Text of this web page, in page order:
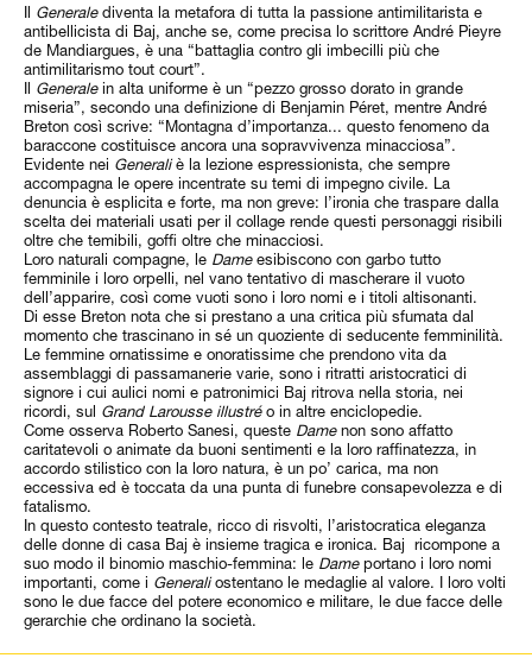
Il Generalediventa la metafora di tutta la passione antimilitarista e
antibellicista di Baj, anche se, come precisa lo scrittore André Pieyre
de Mandiargues, è una “battaglia contro gli imbecilli più che
antimilitarismo tout court”.
Il Generalein alta uniforme è un “pezzo grosso dorato in grande
miseria”, secondo una definizione di Benjamin Péret, mentre André
Breton così scrive: “Montagna d’importanza... questo fenomeno da
baraccone costituisce ancora una sopravvivenza minacciosa”.
Evidente nei Generaliè la lezione espressionista, che sempre
accompagna le opere incentrate su temi di impegno civile. La
denuncia è esplicita e forte, ma non greve: l’ironia che traspare dalla
scelta dei materiali usati per il collage rende questi personaggi risibili
oltre che temibili, goffi oltre che minacciosi.
Loro naturali compagne, le Dameesibiscono con garbo tutto
femminile i loro orpelli, nel vano tentativo di mascherare il vuoto
dell’apparire, così come vuoti sono i loro nomi e i titoli altisonanti.
Di esse Breton nota che si prestano a una critica più sfumata dal
momento che trascinano in sé un quoziente di seducente femminilità.
Le femmine ornatissime e onoratissime che prendono vita da
assemblaggi di passamanerie varie, sono i ritratti aristocratici di
signore i cui aulici nomi e patronimici Baj ritrova nella storia, nei
ricordi, sul Grand Larousse illustréo in altre enciclopedie.
Come osserva Roberto Sanesi, queste Damenon sono affatto
caritatevoli o animate da buoni sentimenti e la loro raffinatezza, in
accordo stilistico con la loro natura, è un po’ carica, ma non
eccessiva ed è toccata da una punta di funebre consapevolezza e di
fatalismo.
In questo contesto teatrale, ricco di risvolti, l’aristocratica eleganza
delle donne di casa Baj è insieme tragica e ironica. Baj ricompone a
suo modo il binomio maschio-femmina: le Dameportano i loro nomi
importanti, come i Generaliostentano le medaglie al valore. I loro volti
sono le due facce del potere economico e militare, le due facce delle
gerarchie che ordinano la società.